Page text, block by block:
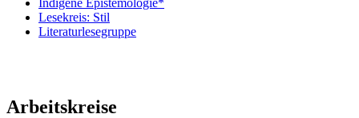
Indigene Epistemologie*
Lesekreis: Stil
Literaturlesegruppe
Arbeitskreise